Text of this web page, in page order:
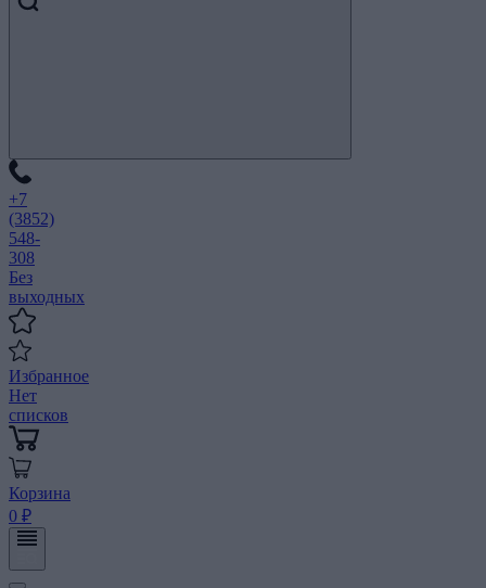
+7
(3852)
548-
308
Без
выходных
Избранное
Нет
списков
Корзина
0 ₽